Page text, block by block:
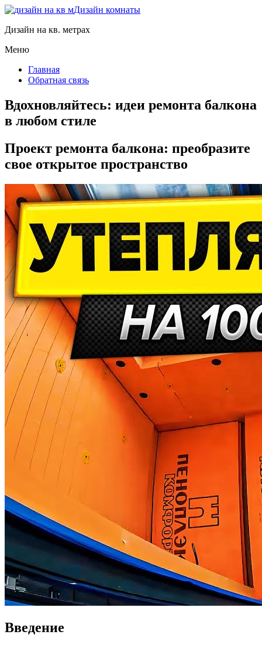
Дизайн комнаты
Дизайн на кв. метрах
Меню
Главная
Обратная связь
Вдохновляйтесь: идеи ремонта балкона
в любом стиле
Проект ремонта балкона: преобразите
свое открытое пространство
Введение